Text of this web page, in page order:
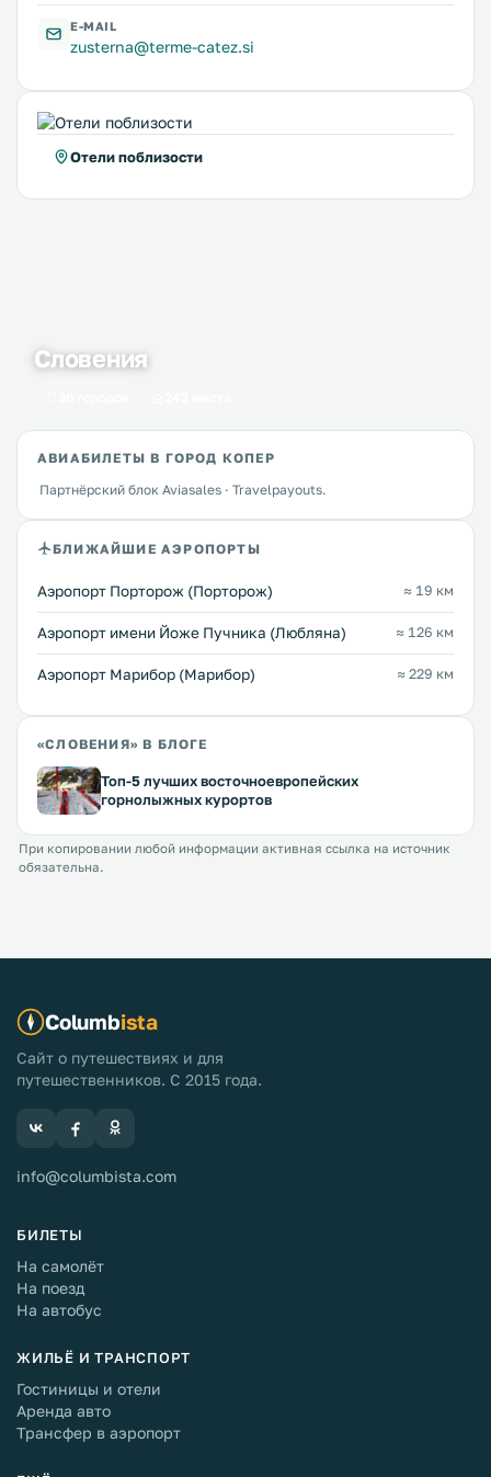
E-MAIL
zusterna@terme-catez.si
Отели поблизости
Словения
АВИАБИЛЕТЫ В ГОРОД КОПЕР
Партнёрский блок Aviasales · Travelpayouts.
БЛИЖАЙШИЕ АЭРОПОРТЫ
Аэропорт Порторож (Порторож) ≈ 19 км
Аэропорт имени Йоже Пучника (Любляна) ≈ 126 км
Аэропорт Марибор (Марибор) ≈ 229 км
«СЛОВЕНИЯ» В БЛОГЕ
Топ-5 лучших восточноевропейских
горнолыжных курортов
При копировании любой информации активная ссылка на источник
обязательна.
Columbista
Сайт о путешествиях и для
путешественников. С 2015 года.
info@columbista.com
БИЛЕТЫ
На самолёт
На поезд
На автобус
ЖИЛЬЁ И ТРАНСПОРТ
Гостиницы и отели
Аренда авто
Трансфер в аэропорт